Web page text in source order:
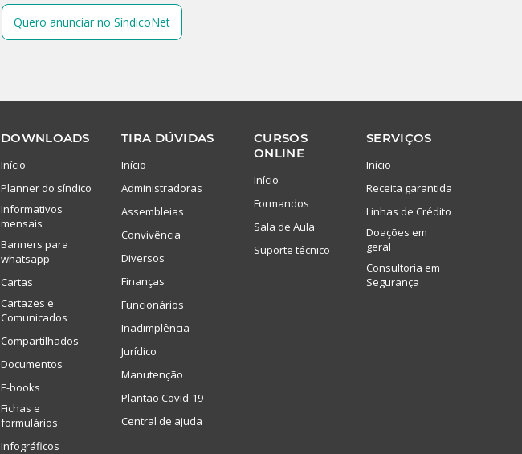
Quero anunciar no SíndicoNet
DOWNLOADS
Início
Planner do síndico
Informativos
mensais
Banners para
whatsapp
Cartas
Cartazes e
Comunicados
Compartilhados
Documentos
E-books
Fichas e
formulários
Infográficos
TIRA DÚVIDAS
Início
Administradoras
Assembleias
Convivência
Diversos
Finanças
Funcionários
Inadimplência
Jurídico
Manutenção
Plantão Covid-19
Central de ajuda
CURSOS
ONLINE
Início
Formandos
Sala de Aula
Suporte técnico
SERVIÇOS
Início
Receita garantida
Linhas de Crédito
Doações em
geral
Consultoria em
Segurança